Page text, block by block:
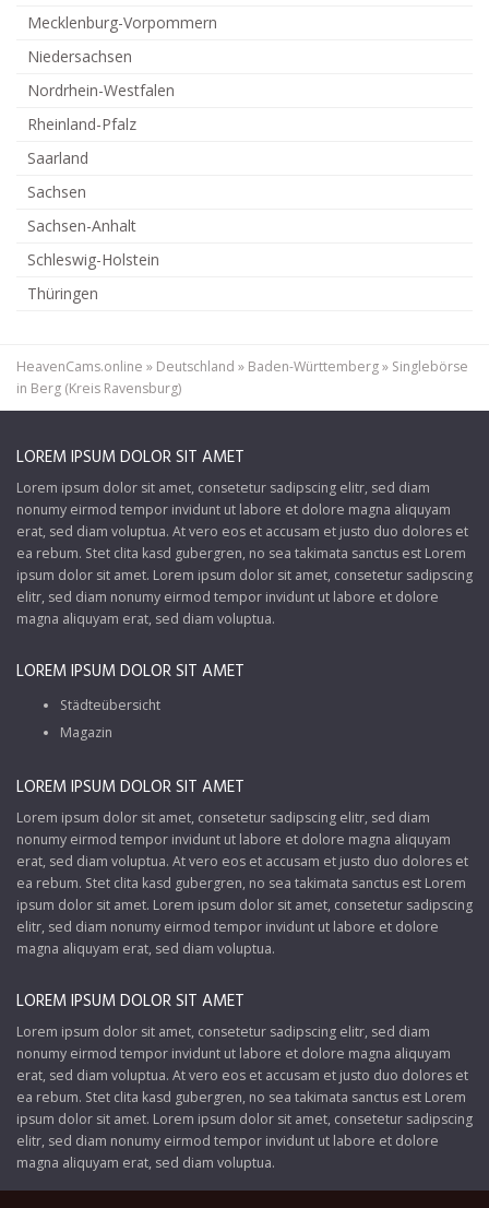
Mecklenburg-Vorpommern
Niedersachsen
Nordrhein-Westfalen
Rheinland-Pfalz
Saarland
Sachsen
Sachsen-Anhalt
Schleswig-Holstein
Thüringen
HeavenCams.online » Deutschland » Baden-Württemberg» Singlebörse
in Berg (Kreis Ravensburg)
LOREM IPSUM DOLOR SIT AMET
Lorem ipsum dolor sit amet, consetetur sadipscing elitr, sed diam
nonumy eirmod tempor invidunt ut labore et dolore magna aliquyam
erat, sed diam voluptua. At vero eos et accusam et justo duo dolores et
ea rebum. Stet clita kasd gubergren, no sea takimata sanctus est Lorem
ipsum dolor sit amet. Lorem ipsum dolor sit amet, consetetur sadipscing
elitr, sed diam nonumy eirmod tempor invidunt ut labore et dolore
magna aliquyam erat, sed diam voluptua.
LOREM IPSUM DOLOR SIT AMET
Städteübersicht
Magazin
LOREM IPSUM DOLOR SIT AMET
Lorem ipsum dolor sit amet, consetetur sadipscing elitr, sed diam
nonumy eirmod tempor invidunt ut labore et dolore magna aliquyam
erat, sed diam voluptua. At vero eos et accusam et justo duo dolores et
ea rebum. Stet clita kasd gubergren, no sea takimata sanctus est Lorem
ipsum dolor sit amet. Lorem ipsum dolor sit amet, consetetur sadipscing
elitr, sed diam nonumy eirmod tempor invidunt ut labore et dolore
magna aliquyam erat, sed diam voluptua.
LOREM IPSUM DOLOR SIT AMET
Lorem ipsum dolor sit amet, consetetur sadipscing elitr, sed diam
nonumy eirmod tempor invidunt ut labore et dolore magna aliquyam
erat, sed diam voluptua. At vero eos et accusam et justo duo dolores et
ea rebum. Stet clita kasd gubergren, no sea takimata sanctus est Lorem
ipsum dolor sit amet. Lorem ipsum dolor sit amet, consetetur sadipscing
elitr, sed diam nonumy eirmod tempor invidunt ut labore et dolore
magna aliquyam erat, sed diam voluptua.